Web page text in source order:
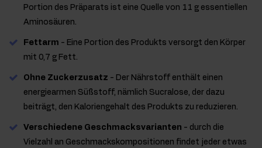
Portion des Präparats ist eine Quelle von 11 g essentiellen
Aminosäuren.
Fettarm - Eine Portion des Produkts versorgt den Körper
mit 0,7 g Fett.
Ohne Zuckerzusatz - Der Nährstoff enthält einen
energiearmen Süßstoff, nämlich Sucralose, der dazu
beiträgt, den Kaloriengehalt des Produkts zu reduzieren.
Verschiedene Geschmacksvarianten - durch die
Vielzahl an Geschmackskompositionen findet jeder etwas